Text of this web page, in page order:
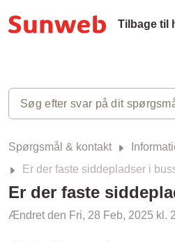
Tilbage til
Spørgsmål & kontakt
Er der faste siddepladser i
Er der faste
Ændret den Fri, 28 Feb, 2025 kl.